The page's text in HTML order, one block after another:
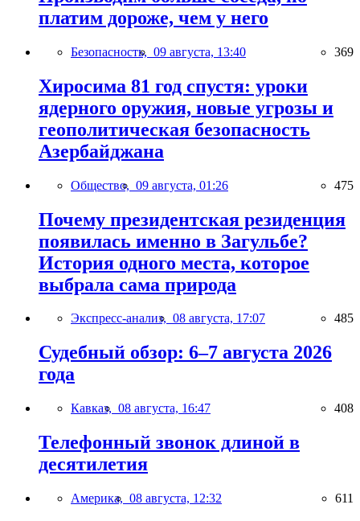
платим дороже, чем у него
Безопасность, 09 августа, 13:40 369
Хиросима 81 год спустя: уроки
ядерного оружия, новые угрозы и
геополитическая безопасность
Азербайджана
Общество, 09 августа, 01:26 475
Почему президентская резиденция
появилась именно в Загульбе?
История одного места, которое
выбрала сама природа
Экспресс-анализ, 08 августа, 17:07 485
Судебный обзор: 6–7 августа 2026
года
Кавказ, 08 августа, 16:47 408
Телефонный звонок длиной в
десятилетия
Америка, 08 августа, 12:32 611